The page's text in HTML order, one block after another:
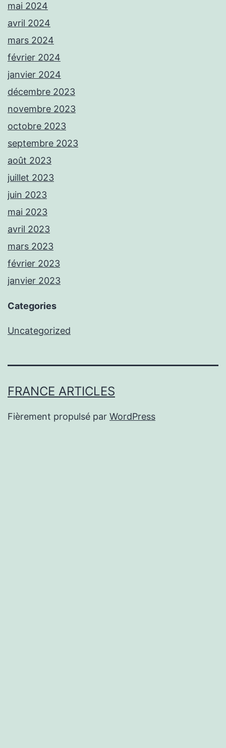
mai 2024
avril 2024
mars 2024
février 2024
janvier 2024
décembre 2023
novembre 2023
octobre 2023
septembre 2023
août 2023
juillet 2023
juin 2023
mai 2023
avril 2023
mars 2023
février 2023
janvier 2023
Categories
Uncategorized
FRANCE ARTICLES
Fièrement propulsé par WordPress